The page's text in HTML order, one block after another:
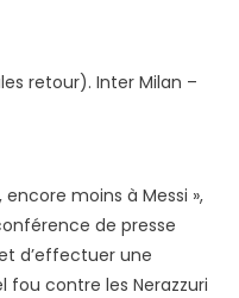
Lamine
Comparaison
Avec
Lionel
Messi
retour). Inter Milan –
moins à Messi »,
de presse
d’effectuer une
fou contre les Nerazzuri